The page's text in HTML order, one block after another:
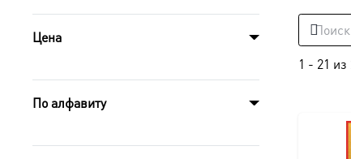
Цена
По алфавиту
1 - 21 из